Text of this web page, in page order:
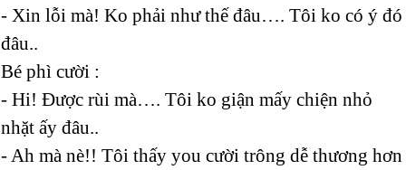
- Xin lỗi mà! Ko phải như thế đâu…. Tôi ko có ý đó
đâu..
Bé phì cười :
- Hi! Được rùi mà…. Tôi ko giận mấy chiện nhỏ
nhặt ấy đâu..
- Ah mà nè!! Tôi thấy you cười trông dễ thương hơn